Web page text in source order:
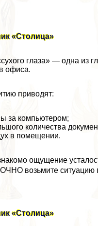
«Столица»
глаза» — одна из
офиса.
приводят:
за компьютером;
количества
в помещении.
ощущение
возьмите ситуацию
«Столица»